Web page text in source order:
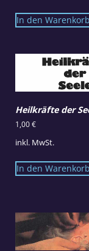
In den Warenkorb
Heilkräfte der
1,00€
inkl. MwSt.
In den Warenkorb